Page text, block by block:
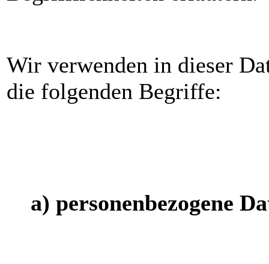
Wir verwenden in dieser
die folgenden Begriffe:
a) personenbezogene